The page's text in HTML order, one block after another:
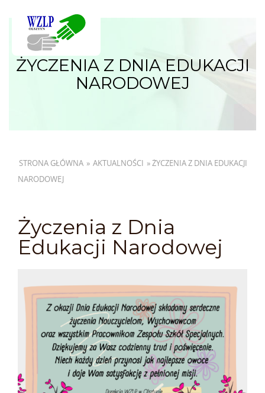
ŻYCZENIA Z DNIA EDUKACJI
NARODOWEJ
STRONA GŁÓWNA » AKTUALNOŚCI »ŻYCZENIA Z DNIA EDUKACJI
NARODOWEJ
Życzenia z Dnia
Edukacji Narodowej